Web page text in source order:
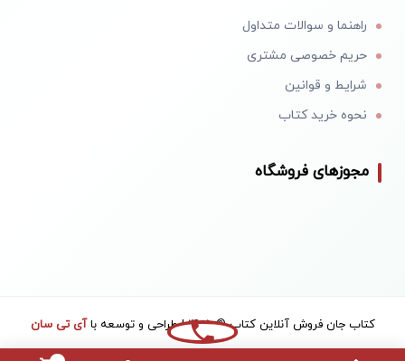
راهنما و سوالات متداول
حریم خصوصی مشتری
شرایط و قوانین
نحوه خرید کتاب
مجوزهای فروشگاه
کتاب جان فروش آنلاین کتاب © 1405 | طراحی و توسعه با آی تی سان